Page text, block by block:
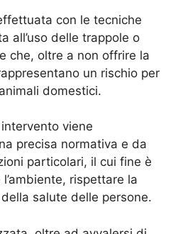
con le tecniche
all’uso delle trappole o
che, oltre a non offrire la
un rischio per
domestici.
viene
precisa normativa e da
particolari, il cui fine è
rispettare la
salute delle persone.